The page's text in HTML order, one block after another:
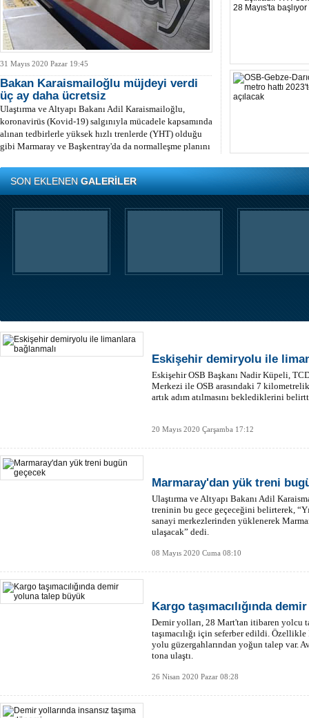
31 Mayıs 2020 Pazar 19:45
Bakan Karaismailoğlu müjdeyi verdi
üç ay daha ücretsiz
Ulaştırma ve Altyapı Bakanı Adil Karaismailoğlu,
koronavirüs (Kovid-19) salgınıyla mücadele kapsamında
alınan tedbirlerle yüksek hızlı trenlerde (YHT) olduğu
gibi Marmaray ve Başkentray'da da normalleşme planını
SON EKLENENGALERİLER
Eskişehir demiryolu ile
Eskişehir OSB Başkanı Nadir Küpeli,
Merkezi ile OSB arasındaki 7
artık adım atılmasını beklediklerini
20 Mayıs 2020 Çarşamba 17:12
Marmaray'dan yük treni
Ulaştırma ve Altyapı Bakanı Adil
treninin bu gece geçeceğini belirterek,
sanayi merkezlerinden yüklenerek
ulaşacak” dedi.
08 Mayıs 2020 Cuma 08:10
Kargo taşımacılığında
Demir yolları, 28 Mart'tan itibaren yolcu
taşımacılığı için seferber edildi.
yolu güzergahlarından yoğun talep var.
tona ulaştı.
26 Nisan 2020 Pazar 08:28